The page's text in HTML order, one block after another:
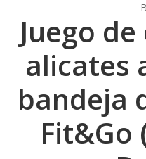
Juego
alicates
bandeja
Fit&Go